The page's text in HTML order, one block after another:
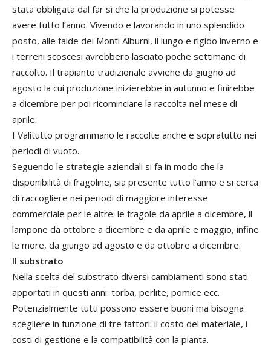
stata obbligata dal far sì che la produzione si potesse
avere tutto l’anno. Vivendo e lavorando in uno splendido
posto, alle falde dei Monti Alburni, il lungo e rigido inverno e
i terreni scoscesi avrebbero lasciato poche settimane di
raccolto. Il trapianto tradizionale avviene da giugno ad
agosto la cui produzione inizierebbe in autunno e finirebbe
a dicembre per poi ricominciare la raccolta nel mese di
aprile.
I Valitutto programmano le raccolte anche e sopratutto nei
periodi di vuoto.
Seguendo le strategie aziendali si fa in modo che la
disponibilità di fragoline, sia presente tutto l’anno e si cerca
di raccogliere nei periodi di maggiore interesse
commerciale per le altre: le fragole da aprile a dicembre, il
lampone da ottobre a dicembre e da aprile e maggio, infine
le more, da giungo ad agosto e da ottobre a dicembre.
Il substrato
Nella scelta del substrato diversi cambiamenti sono stati
apportati in questi anni: torba, perlite, pomice ecc.
Potenzialmente tutti possono essere buoni ma bisogna
scegliere in funzione di tre fattori: il costo del materiale, i
costi di gestione e la compatibilità con la pianta.